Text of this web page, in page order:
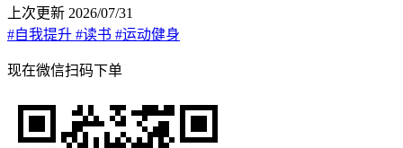
上次更新 2026/07/31
#自我提升 #读书 #运动健身
现在微信扫码下单